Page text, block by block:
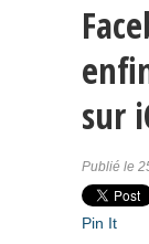
sur
Publié le
Pin It